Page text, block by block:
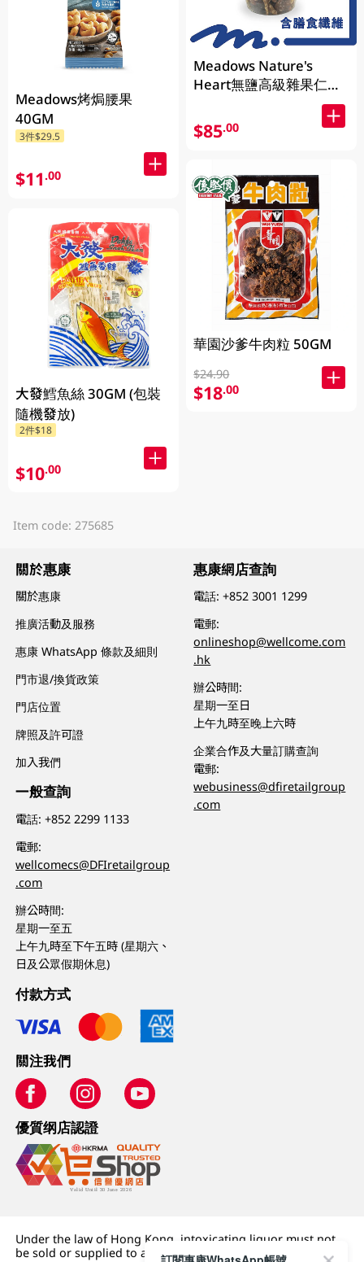
Meadows烤焗腰果
40GM
3件$29.5
$11.00
大發鱈魚絲 30GM (包裝
隨機發放)
2件$18
$10.00
Meadows Nature's
Heart無鹽高級雜果仁
400GM (包裝隨機發放)
$85.00
華園沙爹牛肉粒 50GM
$24.90
$18.00
Item code: 275685
關於惠康
關於惠康
推廣活動及服務
惠康 WhatsApp 條款及細則
門市退/換貨政策
門店位置
牌照及許可證
加入我們
一般查詢
電話:+852 2299 1133
電郵:
wellcomecs@DFIretailgroup
.com
辦公時間:
星期一至五
上午九時至下午五時 (星期六、
日及公眾假期休息)
惠康網店查詢
電話:+852 3001 1299
電郵:
onlineshop@wellcome.com
.hk
辦公時間:
星期一至日
上午九時至晚上六時
企業合作及大量訂購查詢
電郵:
webusiness@dfiretailgroup
.com
付款方式
關注我們
優質纲店認證
Under the law of Hong Kong, intoxicating liquor must not
be sold or supplied to a minor (under 18) in the course of